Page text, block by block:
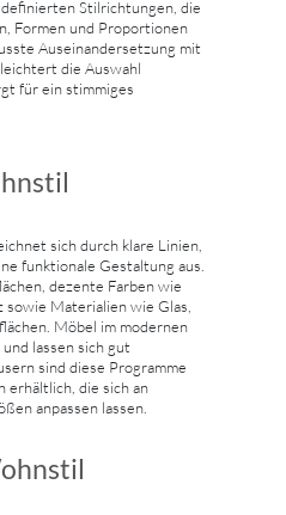
Stilrichtungen, die
Formen und Proportionen
Auseinandersetzung mit
die Auswahl
für ein stimmiges
sich durch klare Linien,
funktionale Gestaltung aus.
dezente Farben wie
Materialien wie Glas,
Möbel im modernen
lassen sich gut
sind diese Programme
erhältlich, die sich an
anpassen lassen.